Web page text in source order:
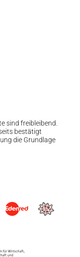
sind freibleibend.
bestätigt
die Grundlage